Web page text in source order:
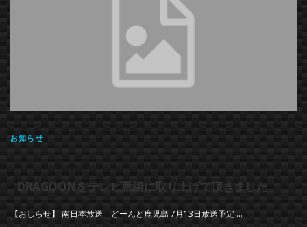
お知らせ
DRAGOONをテレビ番組に取り上げて頂きました
【おしらせ】 南日本放送 どーんと鹿児島 7月13日放送予定 …